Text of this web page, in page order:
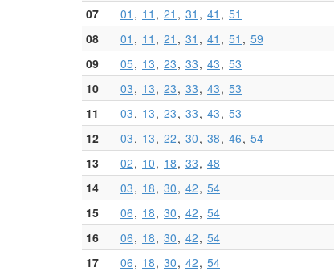
07
01 11 21 31 41
51
08
01 11 21 31 41 51
59
09
05 13 23 33 43 53
10
03 13 23 33 43 53
11
03 13 23 33 43 53
12
03 13 22 30 38 46 54
13
02 10 18 33 48
14
03 18 30 42 54
15
06 18 30 42 54
16
06 18 30 42 54
17
06 18 30 42 54